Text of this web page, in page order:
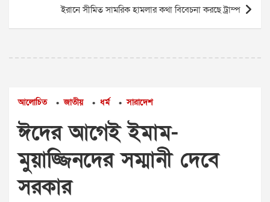
ইরানে সীমিত সামরিক হামলার কথা বিবেচনা করছে ট্রাম্প
আলোচিত • জাতীয় • ধর্ম • সারাদেশ
ঈদের আগেই ইমাম-
মুয়াজ্জিনদের সম্মানী দেবে
সরকার